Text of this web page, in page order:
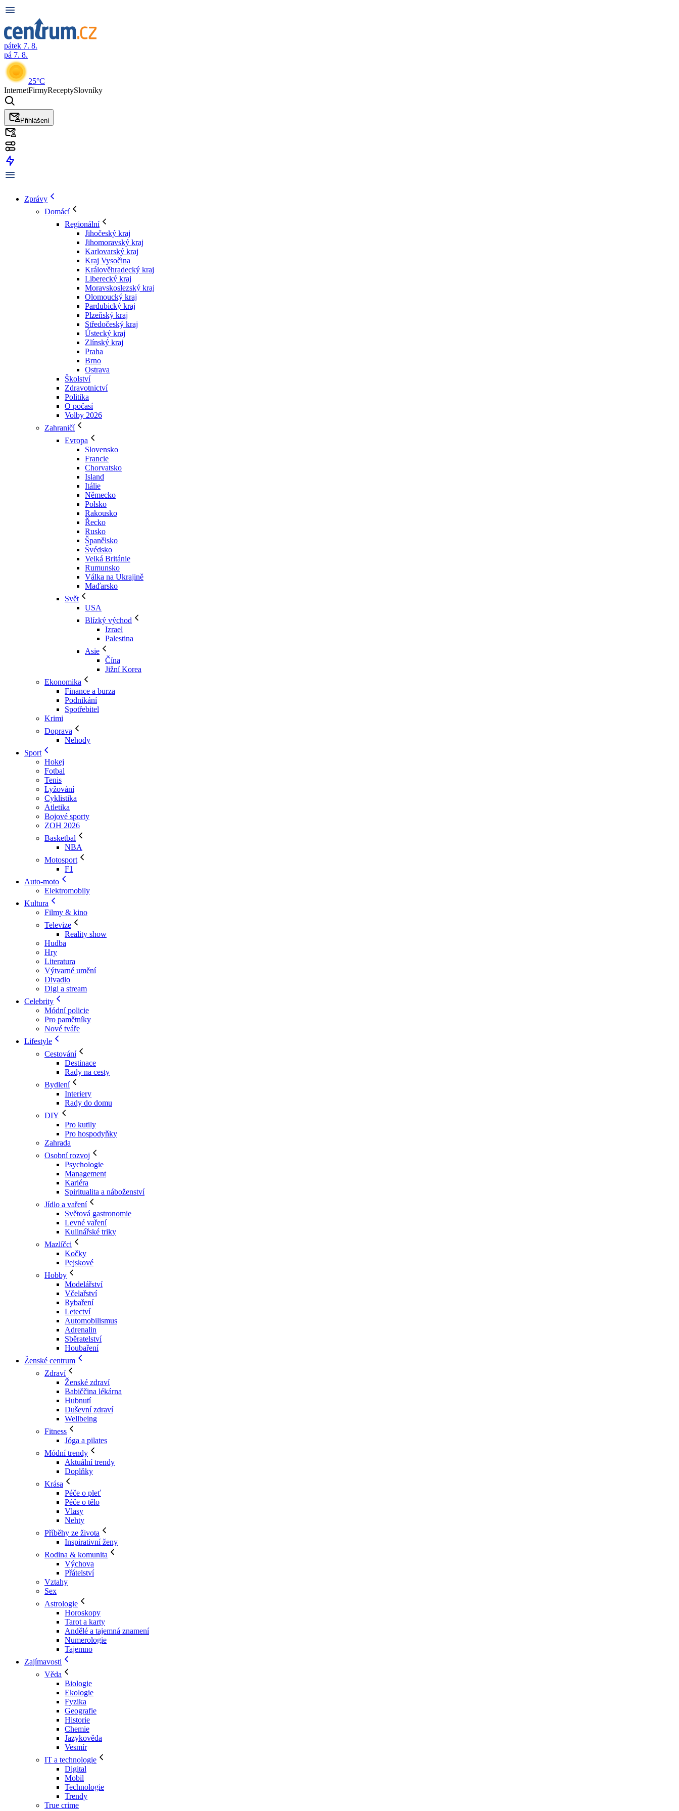
pátek 7. 8.
pá 7. 8.
25°C
InternetFirmyReceptySlovníky
Přihlášení
Zprávy
Domácí
Regionální
Jihočeský kraj
Jihomoravský kraj
Karlovarský kraj
Kraj Vysočina
Králověhradecký kraj
Liberecký kraj
Moravskoslezský kraj
Olomoucký kraj
Pardubický kraj
Plzeňský kraj
Středočeský kraj
Ústecký kraj
Zlínský kraj
Praha
Brno
Ostrava
Školství
Zdravotnictví
Politika
O počasí
Volby 2026
Zahraničí
Evropa
Slovensko
Francie
Chorvatsko
Island
Itálie
Německo
Polsko
Rakousko
Řecko
Rusko
Španělsko
Švédsko
Velká Británie
Rumunsko
Válka na Ukrajině
Maďarsko
Svět
USA
Blízký východ
Izrael
Palestina
Asie
Čína
Jižní Korea
Ekonomika
Finance a burza
Podnikání
Spotřebitel
Krimi
Doprava
Nehody
Sport
Hokej
Fotbal
Tenis
Lyžování
Cyklistika
Atletika
Bojové sporty
ZOH 2026
Basketbal
NBA
Motosport
F1
Auto-moto
Elektromobily
Kultura
Filmy & kino
Televize
Reality show
Hudba
Hry
Literatura
Výtvarné umění
Divadlo
Digi a stream
Celebrity
Módní policie
Pro pamětníky
Nové tváře
Lifestyle
Cestování
Destinace
Rady na cesty
Bydlení
Interiery
Rady do domu
DIY
Pro kutily
Pro hospodyňky
Zahrada
Osobní rozvoj
Psychologie
Management
Kariéra
Spiritualita a náboženství
Jídlo a vaření
Světová gastronomie
Levné vaření
Kulinářské triky
Mazlíčci
Kočky
Pejskové
Hobby
Modelářství
Včelařství
Rybaření
Letectví
Automobilismus
Adrenalin
Sběratelství
Houbaření
Ženské centrum
Zdraví
Ženské zdraví
Babiččina lékárna
Hubnutí
Duševní zdraví
Wellbeing
Fitness
Jóga a pilates
Módní trendy
Aktuální trendy
Doplňky
Krása
Péče o pleť
Péče o tělo
Vlasy
Nehty
Příběhy ze života
Inspirativní ženy
Rodina & komunita
Výchova
Přátelství
Vztahy
Sex
Astrologie
Horoskopy
Tarot a karty
Andělé a tajemná znamení
Numerologie
Tajemno
Zajímavosti
Věda
Biologie
Ekologie
Fyzika
Geografie
Historie
Chemie
Jazykověda
Vesmír
IT a technologie
Digital
Mobil
Technologie
Trendy
True crime